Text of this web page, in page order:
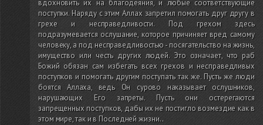
вдохновить их на благодеяния, и любые соответствующие
поступки. Наряду с этим Аллах запретил помогать друг другу в
грехе и несправедливости. Под грехом здесь
подразумевается ослушание, которое причиняет вред самому
человеку, а под несправедливостью - посягательство на жизнь,
имущество или честь других людей. Это означает, что раб
Божий обязан сам избегать всех грехов и несправедливых
поступков и помогать другим поступать так же. Пусть же люди
боятся Аллаха, ведь Он сурово наказывает ослушников,
нарушающих Его запреты. Пусть они остерегаются
запрещенных поступков, дабы их не постигло возмездие как в
этом мире, так и в Последней жизни..